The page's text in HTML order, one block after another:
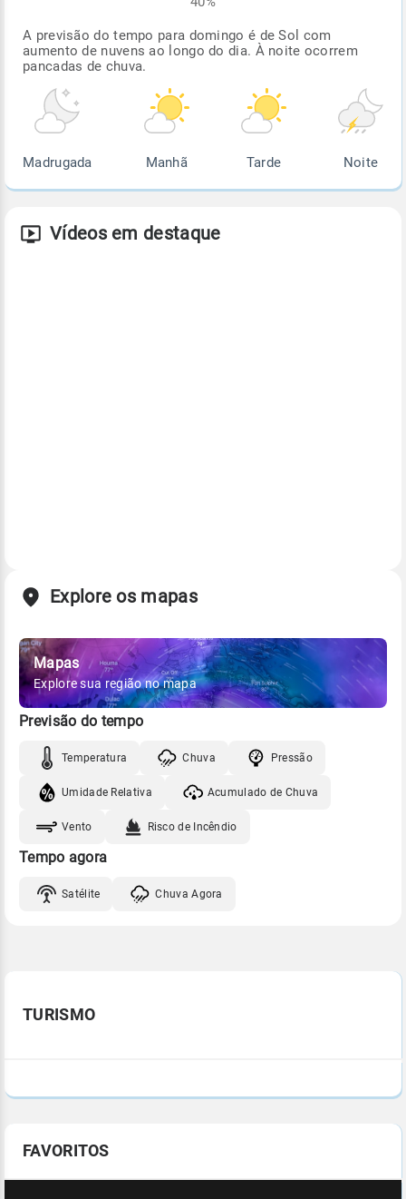
A previsão do tempo para domingo é de Sol com
aumento de nuvens ao longo do dia. À noite ocorrem
pancadas de chuva.
Madrugada Manhã Tarde Noite
Vídeos em destaque
Explore os mapas
Mapas
Explore sua região no mapa
Previsão do tempo
Temperatura Chuva Pressão
Umidade Relativa Acumulado de Chuva
Vento Risco de Incêndio
Tempo agora
Satélite Chuva Agora
TURISMO
FAVORITOS